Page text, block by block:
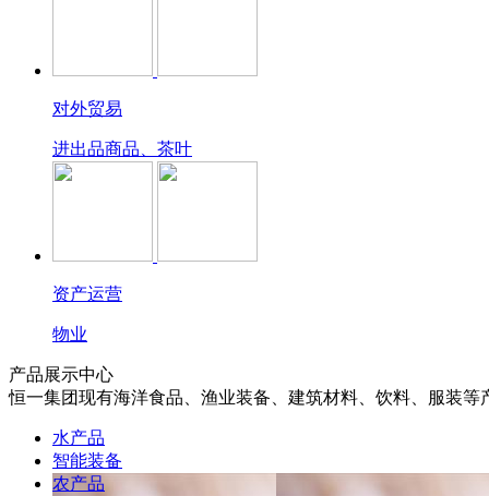
对外贸易
进出品商品、茶叶
资产运营
物业
产品展示中心
恒一集团现有海洋食品、渔业装备、建筑材料、饮料、服装等
水产品
智能装备
农产品